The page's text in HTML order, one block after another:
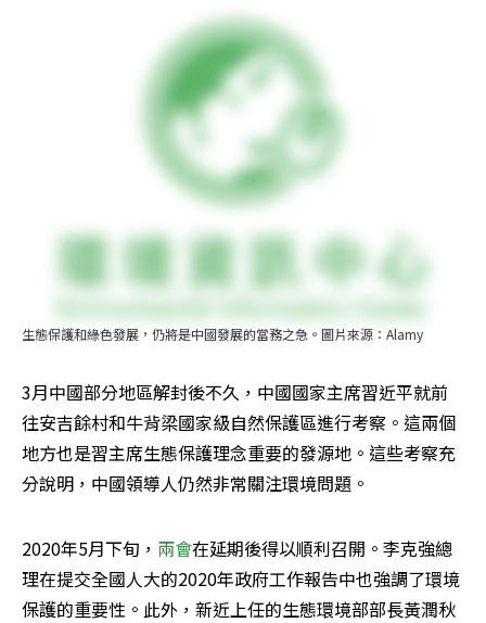
生態保護和綠色發展，仍將是中國發展的當務之急。圖片來源：Alamy
3月中國部分地區解封後不久，中國國家主席習近平就前
往安吉餘村和牛背梁國家級自然保護區進行考察。這兩個
地方也是習主席生態保護理念重要的發源地。這些考察充
分說明，中國領導人仍然非常關注環境問題。
2020年5月下旬， 兩會在延期後得以順利召開。李克強總
理在提交全國人大的2020年政府工作報告中也強調了環境
保護的重要性。此外，新近上任的生態環境部部長黃潤秋